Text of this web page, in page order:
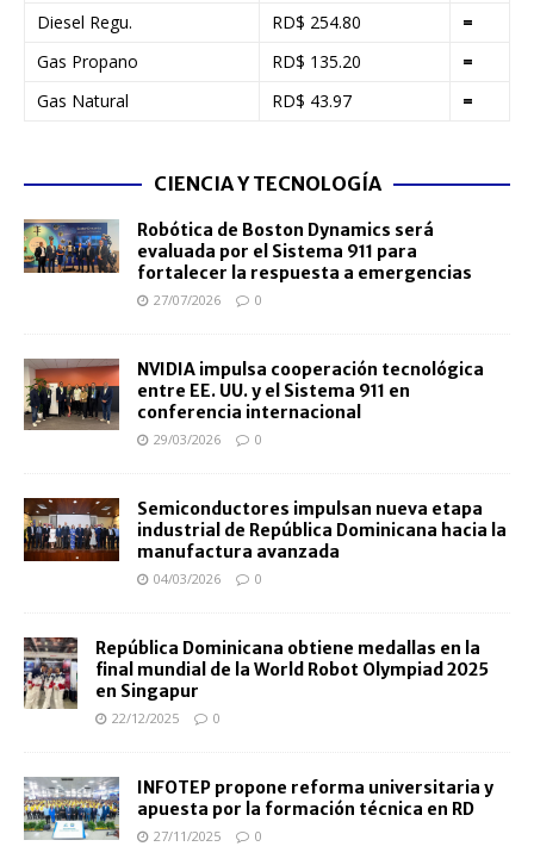
Diesel Regu.
RD$ 254.80
=
Gas Propano
RD$ 135.20
=
Gas Natural
RD$ 43.97 =
CIENCIA Y TECNOLOGÍA
Robótica de Boston Dynamics será
evaluada por el Sistema 911 para
fortalecer la respuesta a emergencias
27/07/2026 0
NVIDIA impulsa cooperación tecnológica
entre EE. UU. y el Sistema 911 en
conferencia internacional
29/03/2026 0
Semiconductores impulsan nueva etapa
industrial de República Dominicana hacia la
manufactura avanzada
04/03/2026 0
República Dominicana obtiene medallas en la
final mundial de la World Robot Olympiad 2025
en Singapur
22/12/2025 0
INFOTEP propone reforma universitaria y
apuesta por la formación técnica en RD
27/11/2025 0